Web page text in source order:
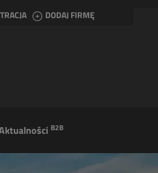
DODAJ FIRMĘ
B2B